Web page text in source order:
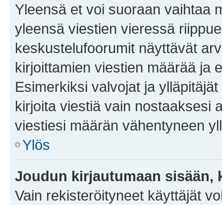
Yleensä et voi suoraan vaihtaa
yleensä viestien vieressä
keskustelufoorumit näyttävät
kirjoittamien viestien määrää ja
Esimerkiksi valvojat ja
kirjoita viestiä vain nostaaksesi
viestiesi määrän vähentyneen
Ylös
Joudun kirjautumaan sisään,
Vain rekisteröityneet käyttäjät